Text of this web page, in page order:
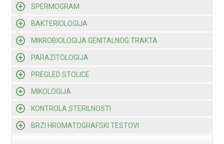
SPERMOGRAM
BAKTERIOLOGIJA
MIKROBIOLOGIJA GENITALNOG TRAKTA
PARAZITOLOGIJA
PREGLED STOLICE
MIKOLOGIJA
KONTROLA STERILNOSTI
BRZI HROMATOGRAFSKI TESTOVI